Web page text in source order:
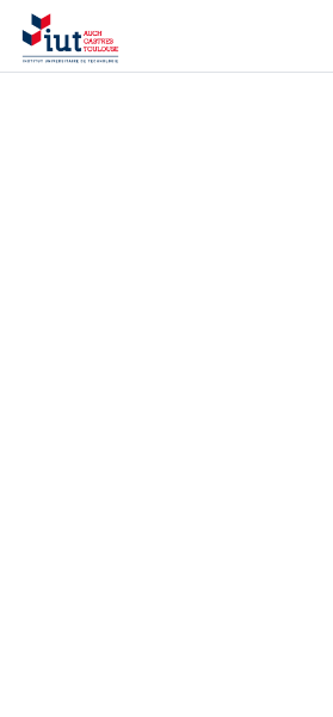
Skip to main content